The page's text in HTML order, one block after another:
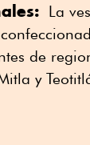
La
de
y